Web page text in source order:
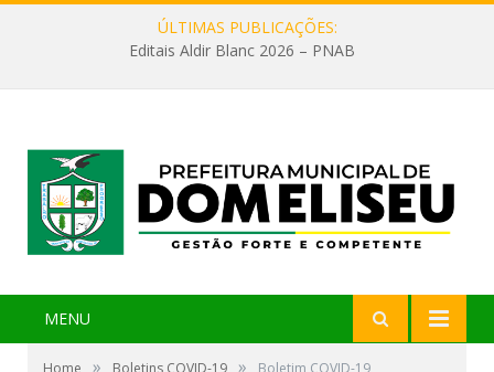
ÚLTIMAS PUBLICAÇÕES:
Editais Aldir Blanc 2026 – PNAB
MENU
» »